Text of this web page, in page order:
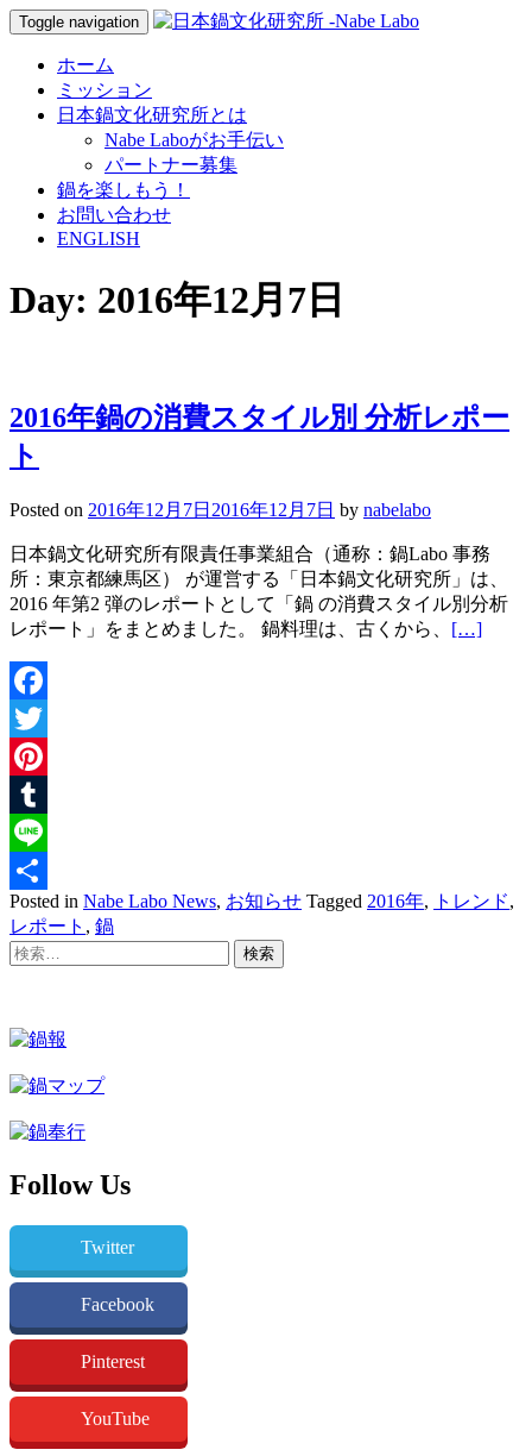
Toggle navigation
ホーム
ミッション
日本鍋文化研究所とは
Nabe Laboがお手伝い
パートナー募集
鍋を楽しもう！
お問い合わせ
ENGLISH
Day: 2016年12月7日
2016年鍋の消費スタイル別 分析レポー
ト
Posted on 2016年12月7日 2016年12月7日 by nabelabo
日本鍋文化研究所有限責任事業組合（通称：鍋Labo 事務
所：東京都練馬区） が運営する「日本鍋文化研究所」は、
2016 年第2 弾のレポートとして「鍋 の消費スタイル別分析
レポート」をまとめました。 鍋料理は、古くから、 […]
Facebook
Twitter
Pinterest
Tumblr
Line
共
有
Posted in Nabe Labo News, お知らせ Tagged 2016年, トレンド,
レポート , 鍋
Posts
検
Follow Us
Twitter
Facebook
Pinterest
YouTube